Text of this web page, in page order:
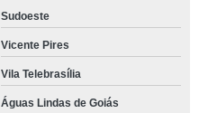
Sudoeste
Vicente Pires
Vila Telebrasília
Águas Lindas de Goiás